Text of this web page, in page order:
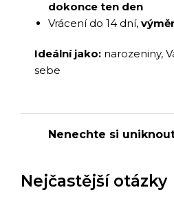
dokonce ten den
Vrácení do 14 dní,
Ideální jako: narozeniny,
sebe
Nenechte si
Nejčastější otázky